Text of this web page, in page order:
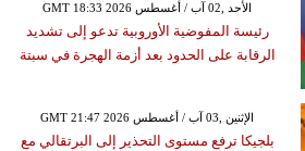
GMT 18:33 2026 الأحد ,02 آب / أغسطس
رئيسة المفوضية الأوروبية تدعو إلى تشديد
الرقابة على الحدود بعد أزمة الهجرة في سبتة
GMT 21:47 2026 الإثنين ,03 آب / أغسطس
بلجيكا ترفع مستوى التحذير إلى البرتقالي مع